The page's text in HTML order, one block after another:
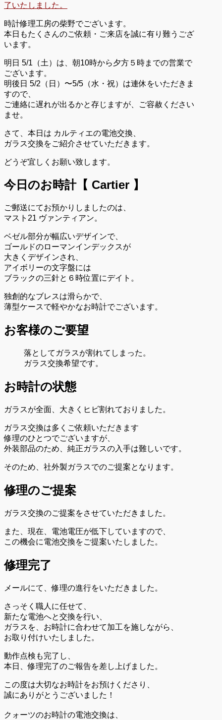
了いたしました。
時計修理工房の柴野でございます。
本日もたくさんのご依頼・ご来店を誠に有り難うござ
います。
明日 5/1（土）は、朝10時から夕方５時までの営業で
ございます。
明後日 5/2（日）〜5/5（水・祝）は連休をいただきま
すので、
ご連絡に遅れが出るかと存じますが、ご容赦ください
ませ。
さて、本日は カルティエの電池交換、
ガラス交換をご紹介させていただきます。
どうぞ宜しくお願い致します。
今日のお時計【 Cartier 】
ご郵送にてお預かりしましたのは、
マスト21 ヴァンティアン。
ベゼル部分が幅広いデザインで、
ゴールドのローマンインデックスが
大きくデザインされ、
アイボリーの文字盤には
ブラックの三針と６時位置にデイト。
独創的なブレスは滑らかで、
薄型ケースで軽やかなお時計でございます。
お客様のご要望
落としてガラスが割れてしまった。
ガラス交換希望です。
お時計の状態
ガラスが全面、大きくヒビ割れておりました。
ガラス交換は多くご依頼いただきます
修理のひとつでございますが、
外装部品のため、純正ガラスの入手は難しいです。
そのため、社外製ガラスでのご提案となります。
修理のご提案
ガラス交換のご提案をさせていただきました。
また、現在、電池電圧が低下していますので、
この機会に電池交換をご提案いたしました。
修理完了
メールにて、修理の進行をいただきました。
さっそく職人に任せて、
新たな電池へと交換を行い、
ガラスを、お時計に合わせて加工を施しながら、
お取り付けいたしました。
動作点検も完了し、
本日、修理完了のご報告を差し上げました。
この度は大切なお時計をお預けくださり、
誠にありがとうございました！
クォーツのお時計の電池交換は、